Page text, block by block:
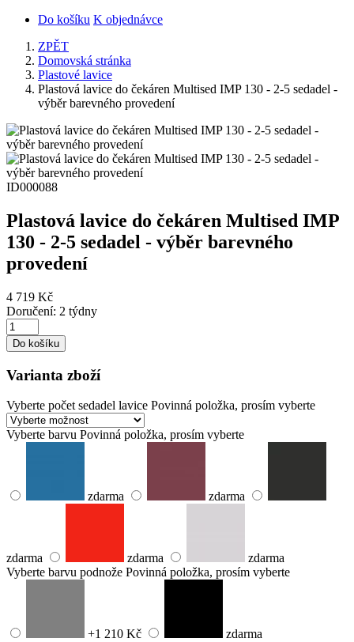
Do košíku K objednávce
ZPĚT
Domovská stránka
Plastové lavice
Plastová lavice do čekáren Multised IMP 130 - 2-5 sedadel -
výběr barevného provedení
ID000088
Plastová lavice do čekáren Multised IMP
130 - 2-5 sedadel - výběr barevného
provedení
4 719 Kč
Doručení: 2 týdny
Do košíku
Varianta zboží
Vyberte počet sedadel lavice Povinná položka, prosím vyberte
Vyberte barvu Povinná položka, prosím vyberte
zdarma zdarma
zdarma zdarma
zdarma
Vyberte barvu podnože Povinná položka, prosím vyberte
+1 210 Kč zdarma